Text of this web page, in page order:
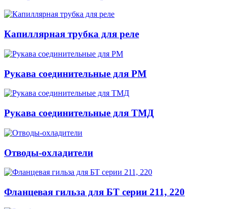
Капиллярная трубка для реле
Рукава соединительные для РМ
Рукава соединительные для ТМД
Отводы-охладители
Фланцевая гильза для БТ серии 211, 220